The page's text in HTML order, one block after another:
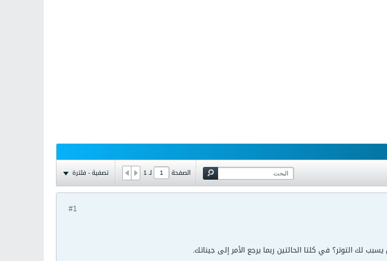
الصفحة لـ1 تصفية - فلترة
#1
لك التوتر؟ في كلتا الحالتين ربما يرجع الأمر إلى جيناتك.